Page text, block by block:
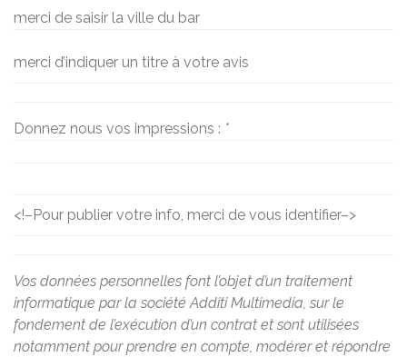
merci de saisir la ville du bar
merci d’indiquer un titre à votre avis
Donnez nous vos impressions : *
<!– Pour publier votre info, merci de vous identifier–>
Vos données personnelles font l’objet d’un traitement
informatique par la société Additi Multimedia, sur le
fondement de l’exécution d’un contrat et sont utilisées
notamment pour prendre en compte, modérer et répondre